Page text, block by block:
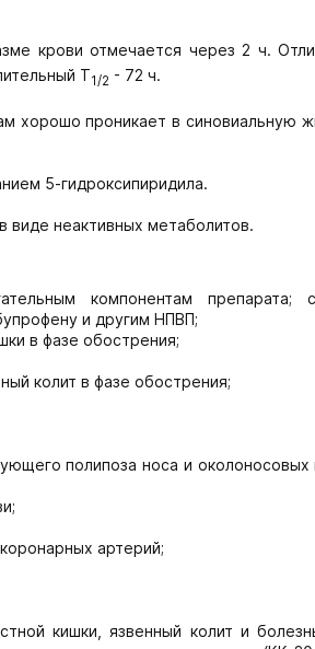
крови отмечается через 2 ч.
T1/2 - 72 ч.
хорошо проникает в синовиальную
5-гидроксипиридила.
виде неактивных метаболитов.
компонентам препарата;
и другим НПВП;
в фазе обострения;
колит в фазе обострения;
полипоза носа и околоносовых
артерий;
кишки, язвенный колит и